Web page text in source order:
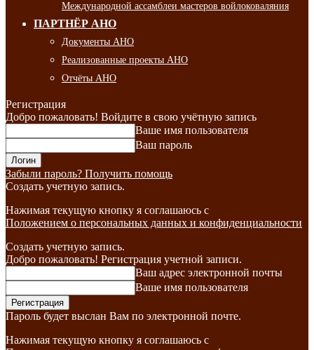
Международной ассамблеи мастеров войлоковаляния
ПАРТНЁР АНО
Документы АНО
Реализованные проекты АНО
Отчёты АНО
Регистрация
Добро пожаловать! Войдите в свою учётную запись
Ваше имя пользователя
Ваш пароль
Забыли пароль? Получить помощь
Создать учетную запись.
Нажимая текущую кнопку я соглашаюсь с
Положением о персональных данных и конфиденциальности
Создать учетную запись.
Добро пожаловать! Регистрация учетной записи.
Ваш адрес электронной почты
Ваше имя пользователя
Пароль будет выслан Вам по электронной почте.
Нажимая текущую кнопку я соглашаюсь с